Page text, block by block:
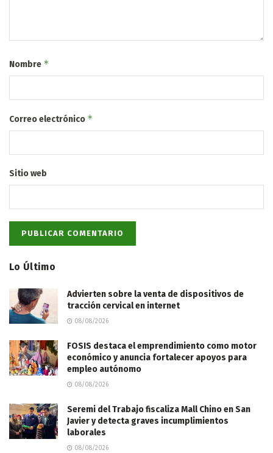
Nombre *
Correo electrónico *
Sitio web
Lo Último
Advierten sobre la venta de dispositivos de
tracción cervical en internet
08/08/2026
FOSIS destaca el emprendimiento como motor
económico y anuncia fortalecer apoyos para
empleo autónomo
08/08/2026
Seremi del Trabajo fiscaliza Mall Chino en San
Javier y detecta graves incumplimientos
laborales
08/08/2026